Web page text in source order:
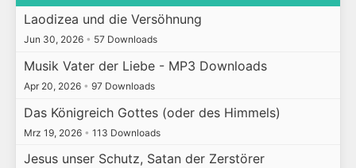
Laodizea und die Versöhnung
Jun 30, 2026 • 57 Downloads
Musik Vater der Liebe - MP3 Downloads
Apr 20, 2026 • 97 Downloads
Das Königreich Gottes (oder des Himmels)
Mrz 19, 2026 • 113 Downloads
Jesus unser Schutz, Satan der Zerstörer